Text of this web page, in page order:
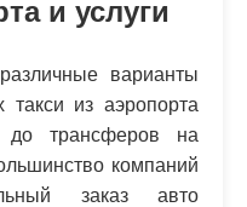
и услуги
варианты
из аэропорта
трансферов на
компаний
заказ авто